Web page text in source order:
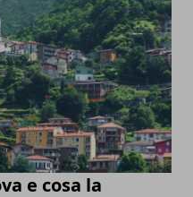
e cosa la